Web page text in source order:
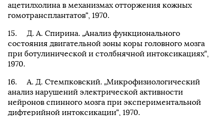
ацетилхолина в механизмах отторжения кожных
гомотрансплантатов“, 1970.
Д. А. Спирина. „Анализ функционального
состояния двигательной зоны коры головного мозга
при ботулинической и столбнячной интоксикациях“,
1970.
А. Д. Стемпковский. „Микрофизиологический
анализ нарушений электрической активности
нейронов спинного мозга при экспериментальной
дифтерийной интоксикации“, 1970.